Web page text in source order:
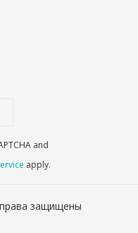
and
apply.
защищены